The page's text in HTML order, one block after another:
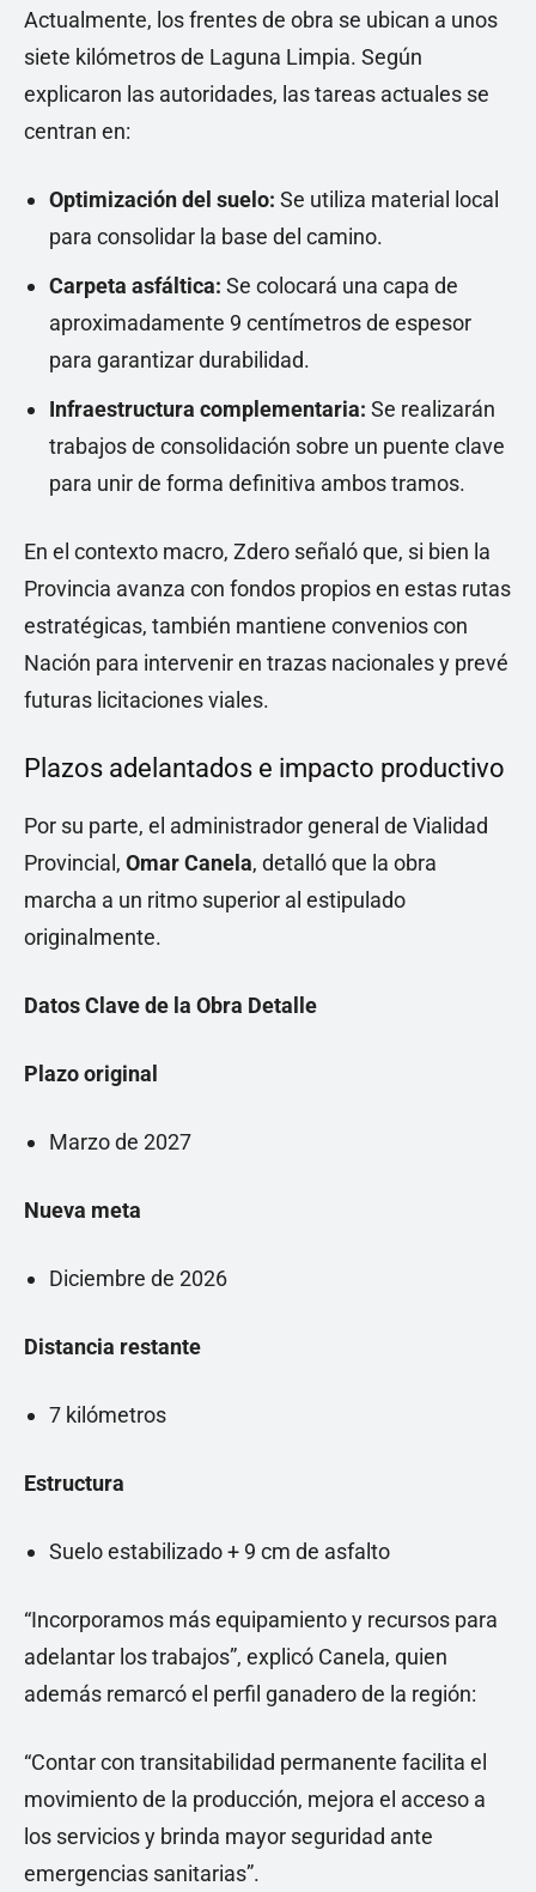
Actualmente, los frentes de obra se ubican a unos
siete kilómetros de Laguna Limpia. Según
explicaron las autoridades, las tareas actuales se
centran en:
Optimización del suelo: Se utiliza material local
para consolidar la base del camino.
Carpeta asfáltica: Se colocará una capa de
aproximadamente 9 centímetros de espesor
para garantizar durabilidad.
Infraestructura complementaria: Se realizarán
trabajos de consolidación sobre un puente clave
para unir de forma definitiva ambos tramos.
En el contexto macro, Zdero señaló que, si bien la
Provincia avanza con fondos propios en estas rutas
estratégicas, también mantiene convenios con
Nación para intervenir en trazas nacionales y prevé
futuras licitaciones viales.
Plazos adelantados e impacto productivo
Por su parte, el administrador general de Vialidad
Provincial, Omar Canela, detalló que la obra
marcha a un ritmo superior al estipulado
originalmente.
Datos Clave de la Obra Detalle
Plazo original
Marzo de 2027
Nueva meta
Diciembre de 2026
Distancia restante
7 kilómetros
Estructura
Suelo estabilizado + 9 cm de asfalto
“Incorporamos más equipamiento y recursos para
adelantar los trabajos”, explicó Canela, quien
además remarcó el perfil ganadero de la región:
“Contar con transitabilidad permanente facilita el
movimiento de la producción, mejora el acceso a
los servicios y brinda mayor seguridad ante
emergencias sanitarias”.